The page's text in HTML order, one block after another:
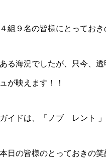
組９名の皆様にとっておき
る海況でしたが、只今、
が映えます！！
イドは、「ノブ レント 」
日の皆様のとっておきの笑